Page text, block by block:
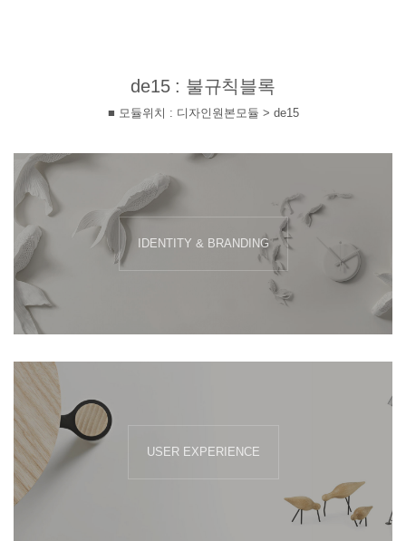
de15 : 불규칙블록
■ 모듈위치 : 디자인원본모듈 > de15
IDENTITY & BRANDING
USER EXPERIENCE